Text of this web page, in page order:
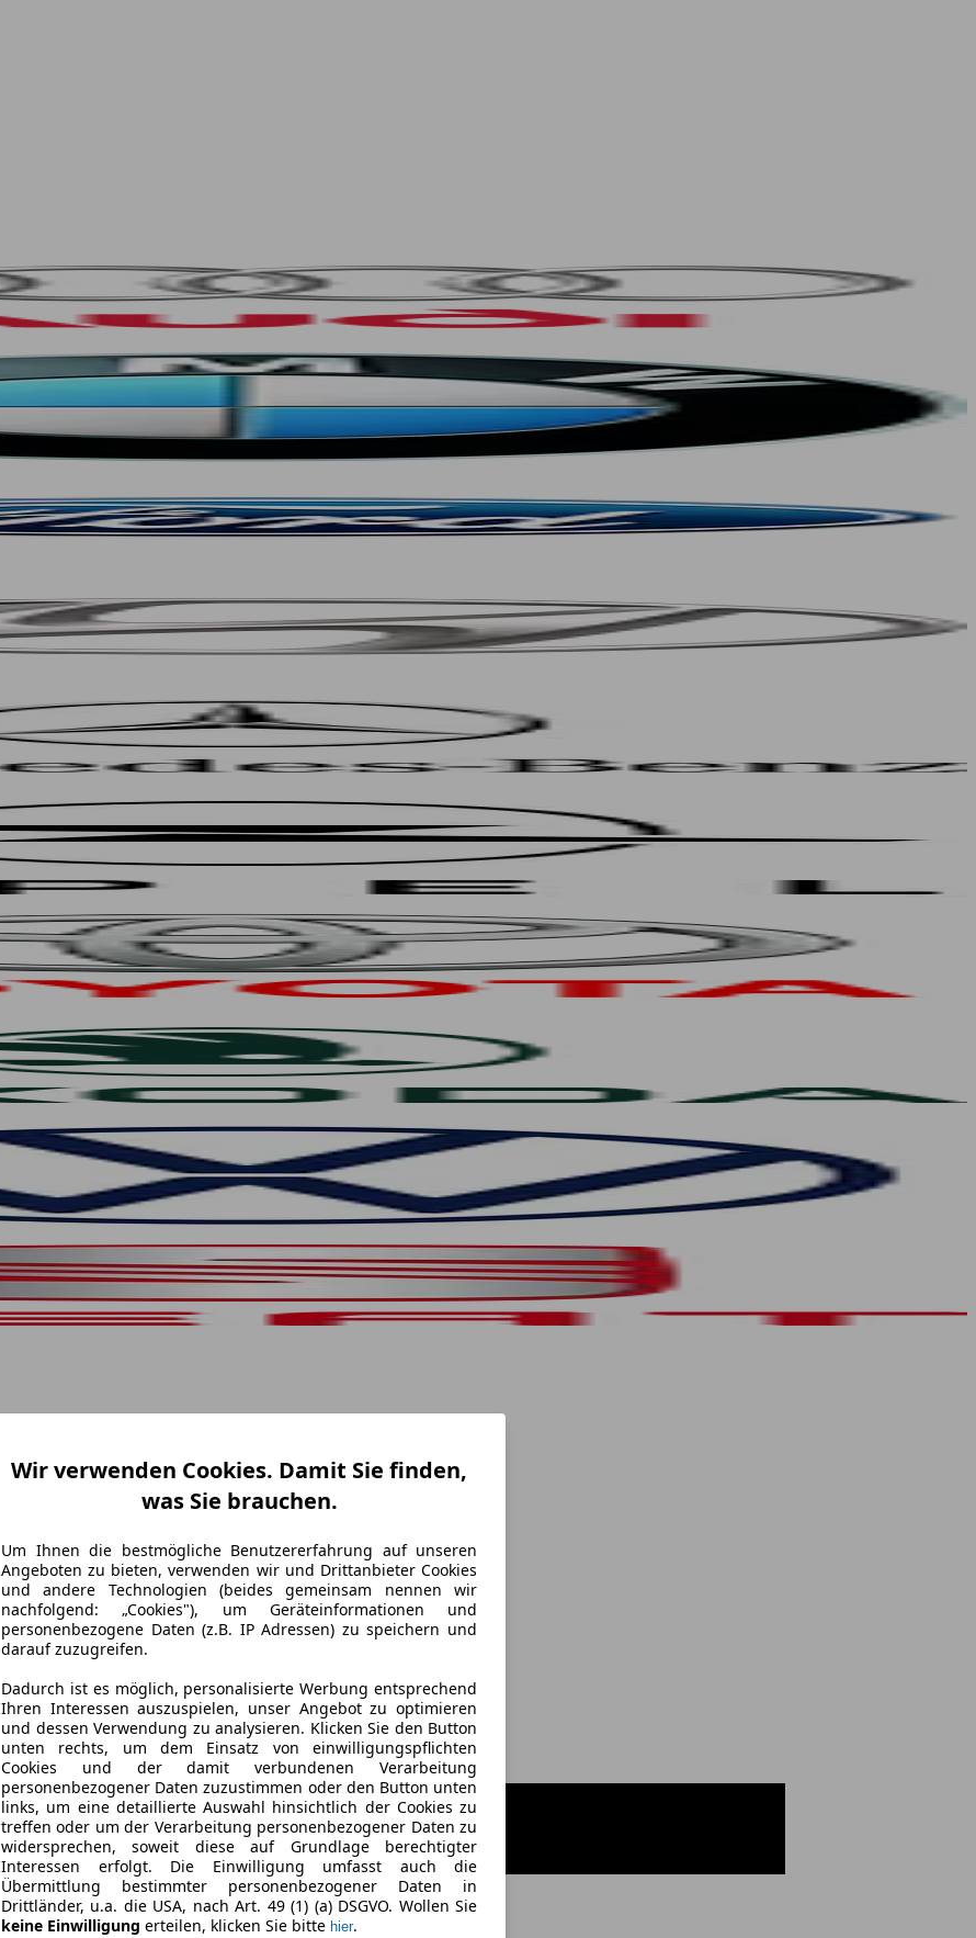
Wir verwenden Cookies. Damit Sie finden,
was Sie brauchen.
Um Ihnen die bestmögliche Benutzererfahrung auf unseren
Angeboten zu bieten, verwenden wir und Drittanbieter Cookies
und andere Technologien (beides gemeinsam nennen wir
nachfolgend: „Cookies"), um Geräteinformationen und
personenbezogene Daten (z.B. IP Adressen) zu speichern und
darauf zuzugreifen.
Dadurch ist es möglich, personalisierte Werbung entsprechend
Ihren Interessen auszuspielen, unser Angebot zu optimieren
und dessen Verwendung zu analysieren. Klicken Sie den Button
unten rechts, um dem Einsatz von einwilligungspflichten
Cookies und der damit verbundenen Verarbeitung
personenbezogener Daten zuzustimmen oder den Button unten
links, um eine detaillierte Auswahl hinsichtlich der Cookies zu
treffen oder um der Verarbeitung personenbezogener Daten zu
widersprechen, soweit diese auf Grundlage berechtigter
Interessen erfolgt. Die Einwilligung umfasst auch die
Übermittlung bestimmter personenbezogener Daten in
Drittländer, u.a. die USA, nach Art. 49 (1) (a) DSGVO. Wollen Sie
keine Einwilligung erteilen, klicken Sie bitte hier.